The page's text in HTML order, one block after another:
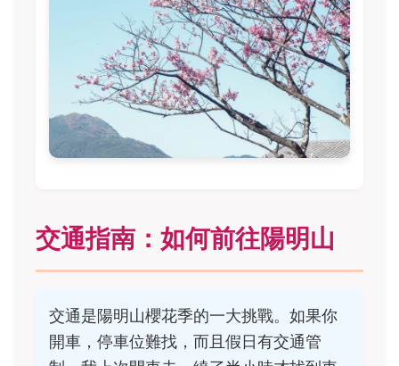
交通指南：如何前往陽明山
交通是陽明山櫻花季的一大挑戰。如果你
開車，停車位難找，而且假日有交通管